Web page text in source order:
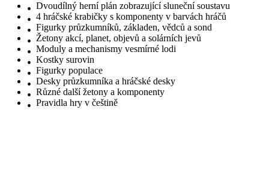
Dvoudílný herní plán zobrazující sluneční soustavu
4 hráčské krabičky s komponenty v barvách hráčů
Figurky průzkumníků, základen, vědců a sond
Žetony akcí, planet, objevů a solárních jevů
Moduly a mechanismy vesmírné lodi
Kostky surovin
Figurky populace
Desky průzkumníka a hráčské desky
Různé další žetony a komponenty
Pravidla hry v češtině